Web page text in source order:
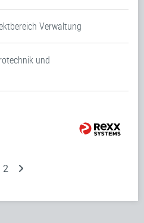
Verwaltung
und
2